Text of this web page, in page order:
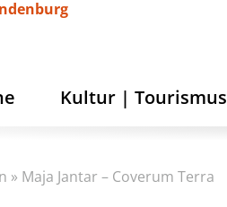
Kultur | Tourismus
» Maja Jantar – Coverum Terra